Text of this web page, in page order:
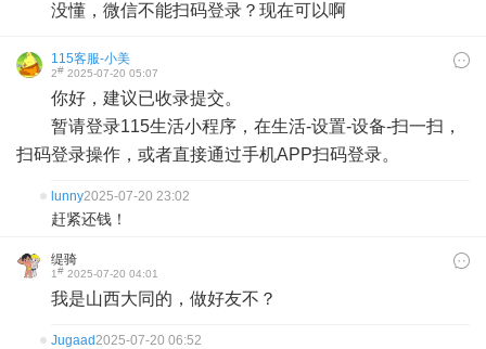
没懂，微信不能扫码登录？现在可以啊
115客服-小美
2# 2025-07-20 05:07
你好，建议已收录提交。
暂请登录115生活小程序，在生活-设置-设备-扫一扫，
扫码登录操作，或者直接通过手机APP扫码登录。
lunny2025-07-20 23:02
赶紧还钱！
缇骑
1# 2025-07-20 04:01
我是山西大同的，做好友不？
Jugaad2025-07-20 06:52